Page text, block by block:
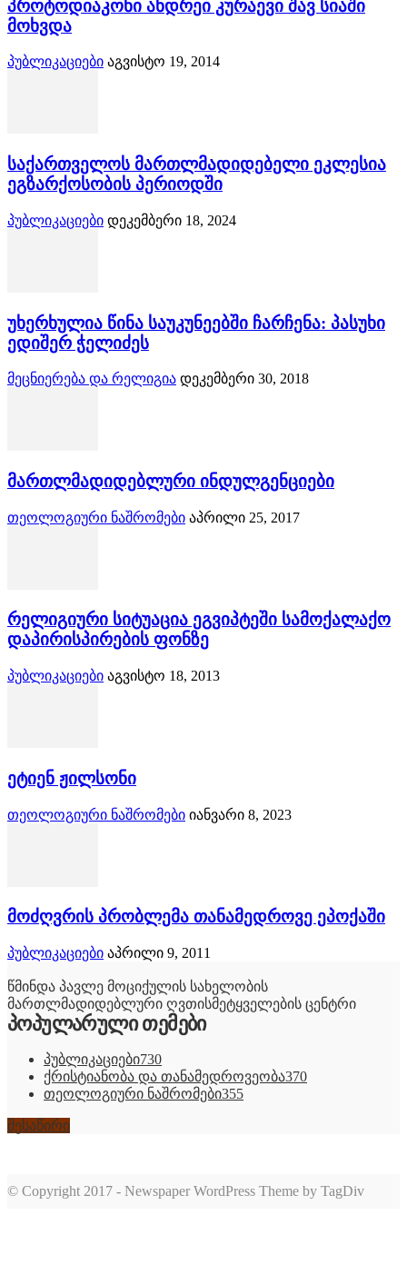
პროტოდიაკონი ანდრეი კურაევი შავ სიაში
მოხვდა
პუბლიკაციები აგვისტო 19, 2014
საქართველოს მართლმადიდებელი ეკლესია
ეგზარქოსობის პერიოდში
პუბლიკაციები დეკემბერი 18, 2024
უხერხულია წინა საუკუნეებში ჩარჩენა: პასუხი
ედიშერ ჭელიძეს
მეცნიერება და რელიგია დეკემბერი 30, 2018
მართლმადიდებლური ინდულგენციები
თეოლოგიური ნაშრომები აპრილი 25, 2017
რელიგიური სიტუაცია ეგვიპტეში სამოქალაქო
დაპირისპირების ფონზე
პუბლიკაციები აგვისტო 18, 2013
ეტიენ ჟილსონი
თეოლოგიური ნაშრომები იანვარი 8, 2023
მოძღვრის პრობლემა თანამედროვე ეპოქაში
პუბლიკაციები აპრილი 9, 2011
წმინდა პავლე მოციქულის სახელობის
მართლმადიდებლური ღვთისმეტყველების ცენტრი
პოპულარული თემები
პუბლიკაციები730
ქრისტიანობა და თანამედროვეობა370
თეოლოგიური ნაშრომები355
შესაწირი
© Copyright 2017 - Newspaper WordPress Theme by TagDiv